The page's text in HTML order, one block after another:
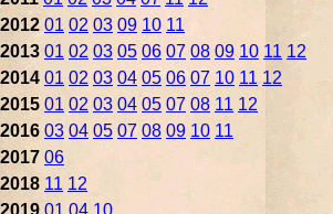
2012 01 02 03 09 10 11
2013 01 02 03 05 06 07 08 09 10 11 12
2014 01 02 03 04 05 06 07 10 11 12
2015 01 02 03 04 05 07 08 11 12
2016 03 04 05 07 08 09 10 11
2017 06
2018 11 12
2019 01 04 10